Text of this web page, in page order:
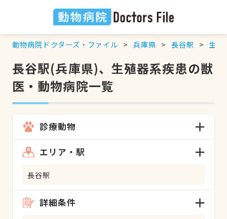
動物病院ドクターズ・ファイル 兵庫県 長谷駅 生殖
長谷駅(兵庫県)、生殖器系疾患の獣
医・動物病院一覧
診療動物
エリア・駅
長谷駅
詳細条件